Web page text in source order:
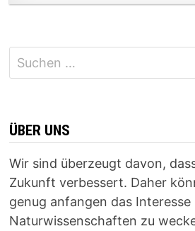
Suchen
nach:
ÜBER UNS
Wir sind überzeugt davon,
Zukunft verbessert. Daher
genug anfangen das Interesse
Naturwissenschaften zu